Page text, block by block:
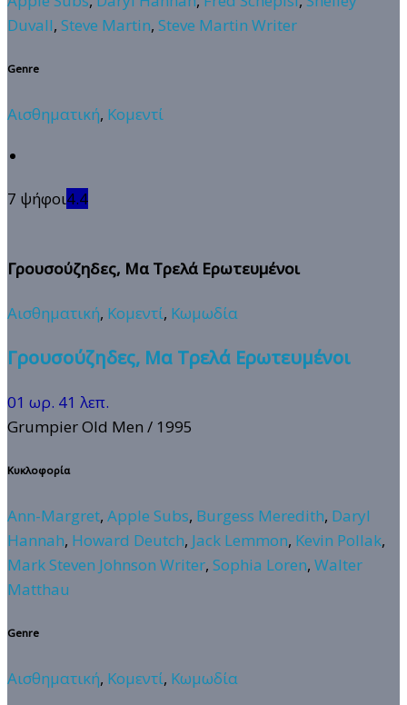
Duvall, Steve Martin, Steve Martin Writer
Genre
Αισθηματική, Κομεντί
7 ψήφοι4.4
Γρουσούζηδες, Μα Τρελά Ερωτευμένοι
Αισθηματική, Κομεντί, Κωμωδία
Γρουσούζηδες, Μα Τρελά Ερωτευμένοι
01 ωρ. 41 λεπ.
Grumpier Old Men / 1995
Κυκλοφορία
Ann-Margret, Apple Subs, Burgess Meredith, Daryl
Hannah, Howard Deutch, Jack Lemmon, Kevin Pollak,
Mark Steven Johnson Writer, Sophia Loren, Walter
Matthau
Genre
Αισθηματική, Κομεντί, Κωμωδία